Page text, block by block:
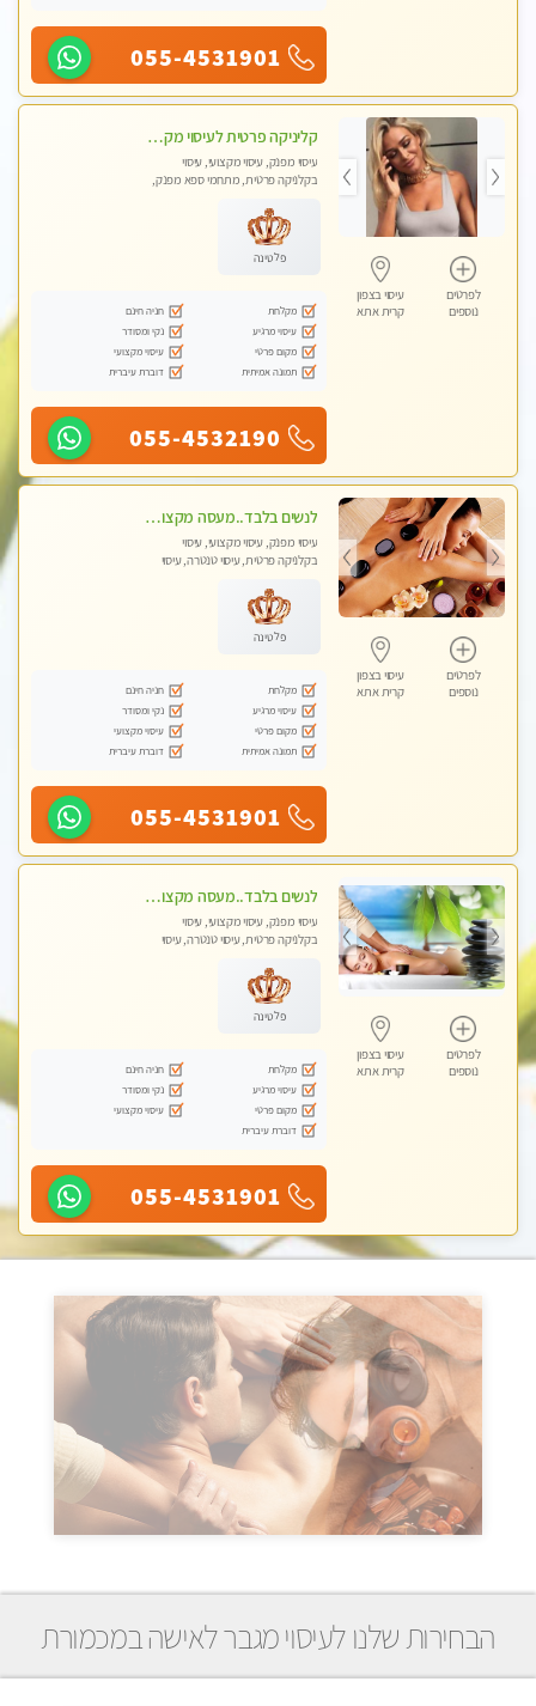
055-4531901
לפרטים
נוספים
עיסוי בצפון
קרית אתא
קליניקה פרטית לעיסוי מקצועי ואלטרנטיבי ברמה גבוהה VIP תתקשר ..... highly recommended..new in the city
עיסוי מפנק, עיסוי מקצועי, עיסוי
בקלניקה פרטית, מתחמי ספא מפנק,
טנטרה, עיסוי מגבר לגבר, עיסוי מגבר
לאישה
פלטינה
מקלחת
חניה חינם
עיסוי מרגיע
נקי ומסודר
מקום פרטי
עיסוי מקצועי
תמונה אמיתית
דוברת עיברית
055-4532190
לפרטים
נוספים
עיסוי בצפון
קרית אתא
לנשים בלבד..מעסה מקצועי לנשים בלבד לעיסוי מרגיע ומפנק VIP-מומלץ לחלוטין! פרטי! ​​​​​​
עיסוי מפנק, עיסוי מקצועי, עיסוי
בקלניקה פרטית, עיסוי טנטרה, עיסוי
פלטינה
מקלחת
חניה חינם
עיסוי מרגיע
נקי ומסודר
מקום פרטי
עיסוי מקצועי
תמונה אמיתית
דוברת עיברית
055-4531901
לפרטים
נוספים
עיסוי בצפון
קרית אתא
לנשים בלבד..מעסה מקצועי לנשים בלבד
עיסוי מפנק, עיסוי מקצועי, עיסוי
בקלניקה פרטית, עיסוי טנטרה, עיסוי
פלטינה
מקלחת
חניה חינם
עיסוי מרגיע
נקי ומסודר
מקום פרטי
עיסוי מקצועי
דוברת עיברית
055-4531901
הבחירות שלנו לעיסוי מגבר לאישה במכמורת